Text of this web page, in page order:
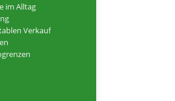
im Alltag
Verkauf